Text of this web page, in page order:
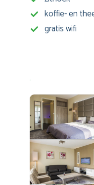
koffie- en
gratis wifi